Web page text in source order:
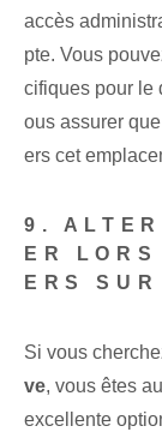
accès
pte. Vous
cifiques pour le
ous assurer
ers cet
9.
ER
ERS
Si vous
ve, vous êtes
excellente